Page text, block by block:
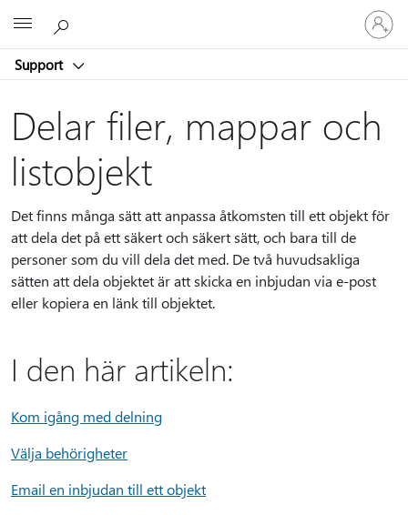
Support
Logga
in
på
konto
Delar filer, mappar och
listobjekt
Det finns många sätt att anpassa åtkomsten till ett objekt för
att dela det på ett säkert och säkert sätt, och bara till de
personer som du vill dela det med. De två huvudsakliga
sätten att dela objektet är att skicka en inbjudan via e-post
eller kopiera en länk till objektet.
I den här artikeln:
Kom igång med delning
Välja behörigheter
Email en inbjudan till ett objekt